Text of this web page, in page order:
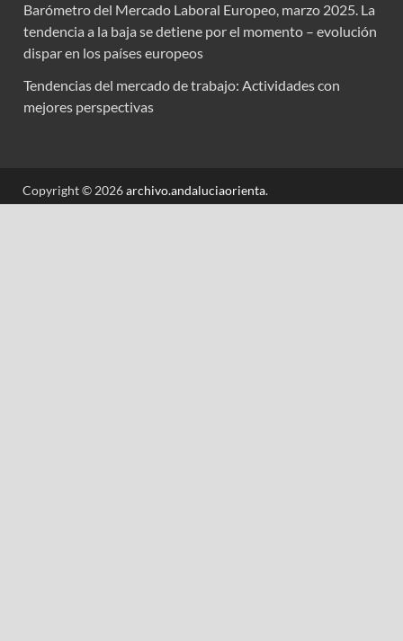
Barómetro del Mercado Laboral Europeo, marzo 2025. La
tendencia a la baja se detiene por el momento – evolución
dispar en los países europeos
Tendencias del mercado de trabajo: Actividades con
mejores perspectivas
Copyright © 2026archivo.andaluciaorienta.